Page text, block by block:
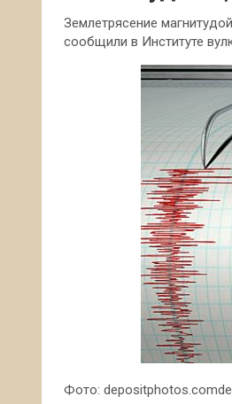
Землетрясение
сообщили в Институте
Фото: